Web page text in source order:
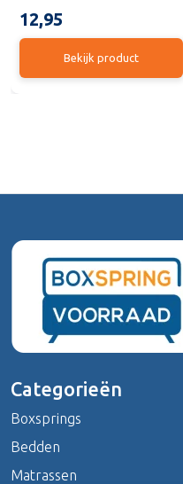
12,95
Bekijk product
Categorieën
Boxsprings
Bedden
Matrassen